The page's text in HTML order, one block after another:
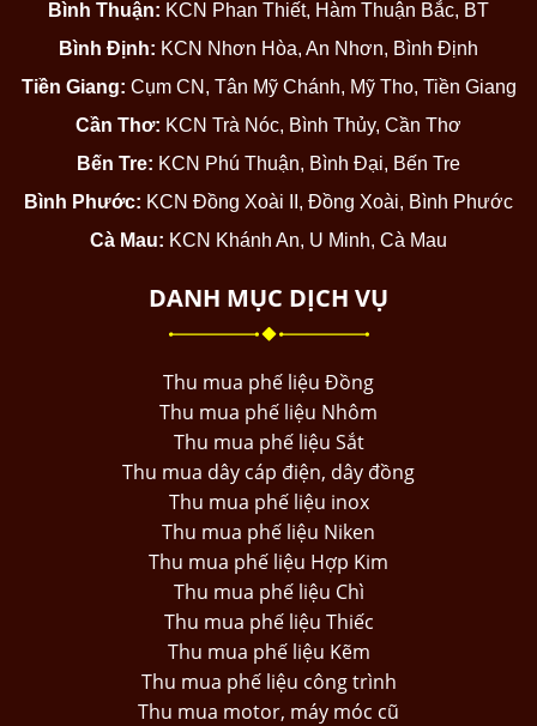
Bình Thuận: KCN Phan Thiết, Hàm Thuận Bắc, BT
Bình Định: KCN Nhơn Hòa, An Nhơn, Bình Định
Tiền Giang: Cụm CN, Tân Mỹ Chánh, Mỹ Tho, Tiền Giang
Cần Thơ: KCN Trà Nóc, Bình Thủy, Cần Thơ
Bến Tre: KCN Phú Thuận, Bình Đại, Bến Tre
Bình Phước: KCN Đồng Xoài II, Đồng Xoài, Bình Phước
Cà Mau: KCN Khánh An, U Minh, Cà Mau
DANH MỤC DỊCH VỤ
Thu mua phế liệu Đồng
Thu mua phế liệu Nhôm
Thu mua phế liệu Sắt
Thu mua dây cáp điện, dây đồng
Thu mua phế liệu inox
Thu mua phế liệu Niken
Thu mua phế liệu Hợp Kim
Thu mua phế liệu Chì
Thu mua phế liệu Thiếc
Thu mua phế liệu Kẽm
Thu mua phế liệu công trình
Thu mua motor, máy móc cũ